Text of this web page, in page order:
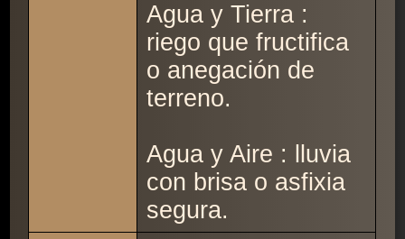
Agua y Tierra :
riego que fructifica
o anegación de
terreno.
Agua y Aire : lluvia
con brisa o asfixia
segura.